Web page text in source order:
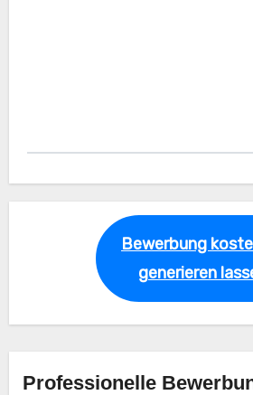
Bewerbung
generieren
Professionelle